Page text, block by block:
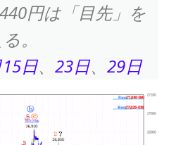
円は「目先」を
。
日、 23日、 29日